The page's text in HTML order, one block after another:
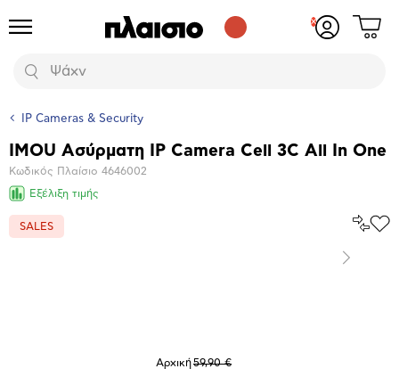
Προϊόντα
Αναζήτηση
Δες
IP Cameras & Security
Βασικά
χαρακτηριστικά
IMOU Ασύρματη IP Camera Cell 3C All In One
Κωδικός Πλαίσιο 4646002
Εξέλιξη τιμής
SALES
Επόμενο
Αρχική59,90 €